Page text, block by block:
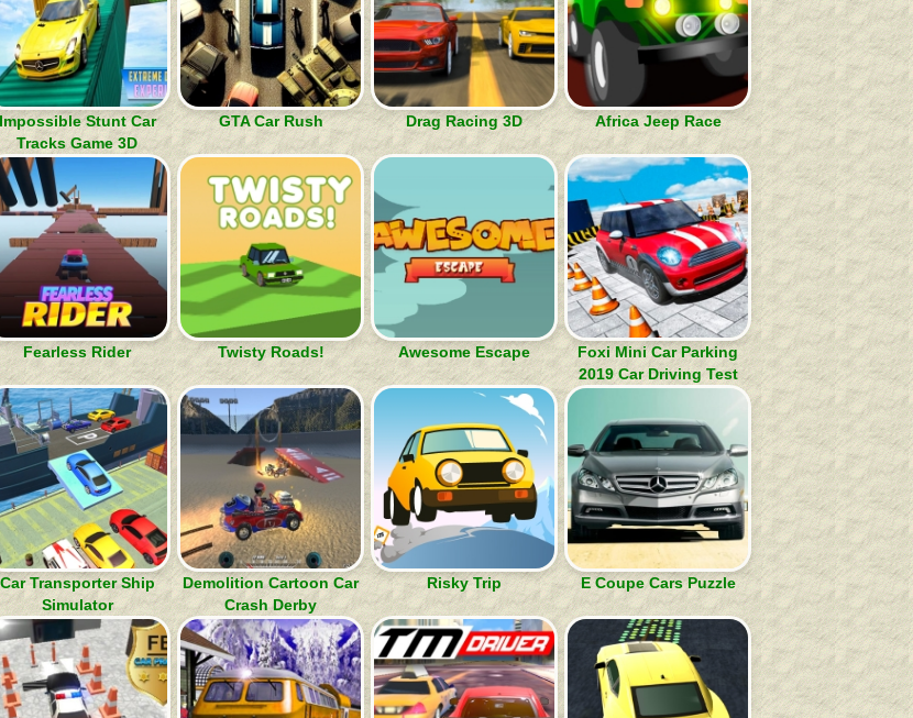
Stunt Car
Tracks Game 3D
GTA Car Rush Drag Racing 3D Africa Jeep Race
Fearless Rider Twisty Roads! Awesome Escape
Foxi Mini Car Parking
2019 Car Driving Test
Car Transporter Ship
Simulator
Demolition Cartoon Car
Crash Derby
Risky Trip E Coupe Cars Puzzle